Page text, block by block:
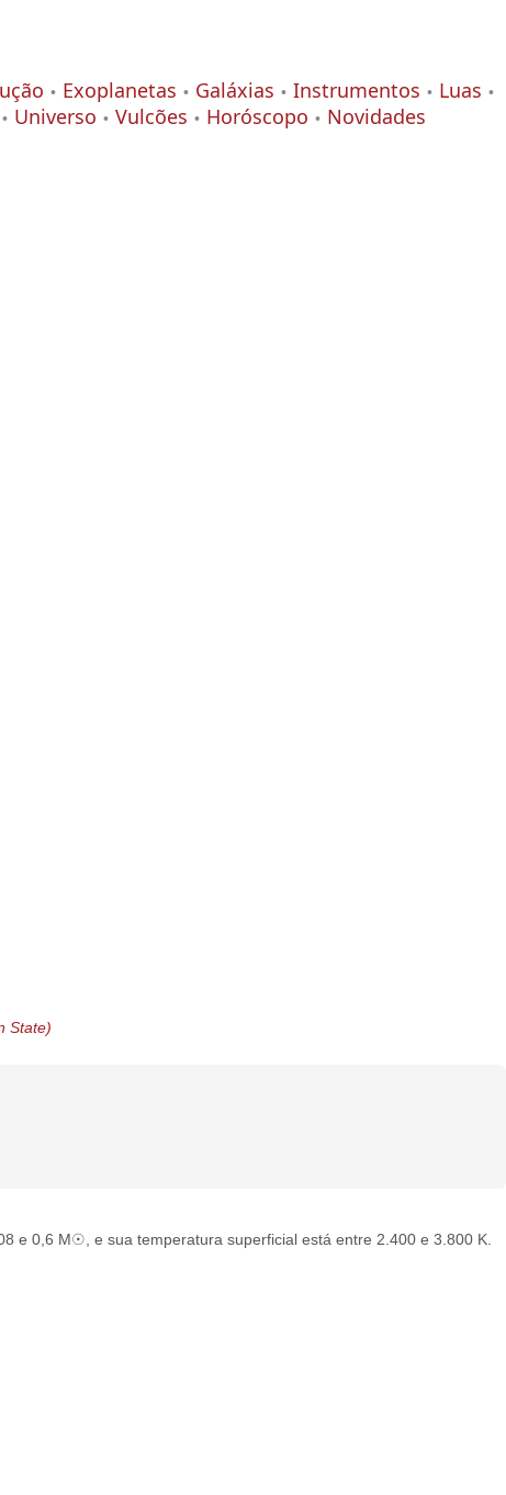
Exoplanetas Galáxias Instrumentos
Luas
Universo Vulcões Horóscopo Novidades
State)
e 0,6 M☉, e sua temperatura superficial está entre 2.400 e 3.800 K.